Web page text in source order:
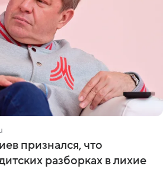
признался, что
разборках в лихие